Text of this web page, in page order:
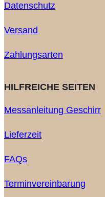
Datenschutz
Versand
Zahlungsarten
HILFREICHE SEITEN
Messanleitung Geschirr
Lieferzeit
FAQs
Terminvereinbarung